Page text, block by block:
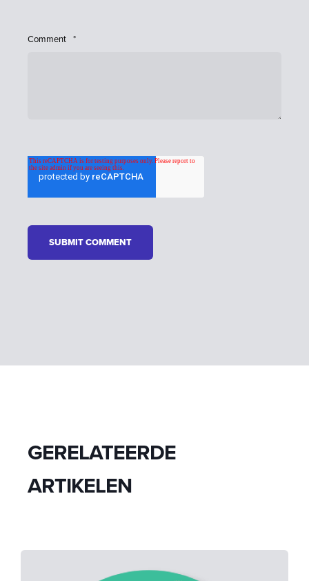
Comment *
GERELATEERDE
ARTIKELEN